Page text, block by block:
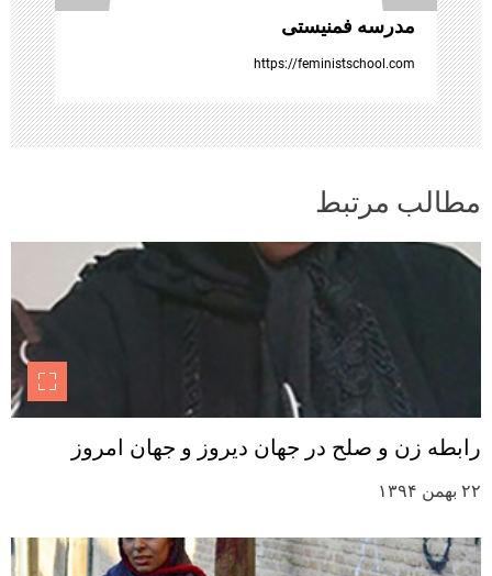
مدرسه فمنیستی
https://feministschool.com
مطالب مرتبط
رابطه زن و صلح در جهان دیروز و جهان امروز
۲۲ بهمن ۱۳۹۴